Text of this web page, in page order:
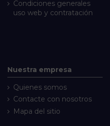
Condiciones generales
uso web y contratación
Nuestra empresa
Quienes somos
Contacte con nosotros
Mapa del sitio